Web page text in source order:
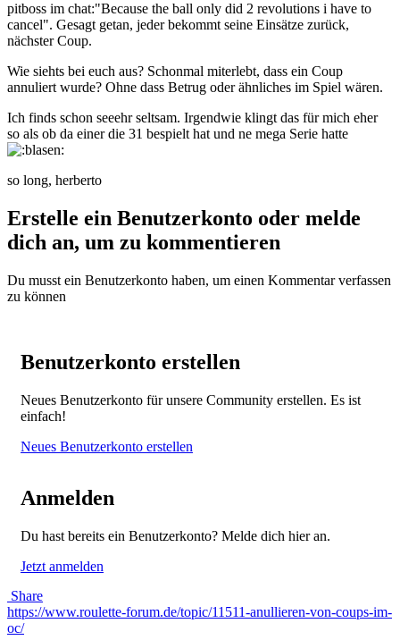
pitboss im chat:"Because the ball only did 2 revolutions i have to
cancel". Gesagt getan, jeder bekommt seine Einsätze zurück,
nächster Coup.
Wie siehts bei euch aus? Schonmal miterlebt, dass ein Coup
annuliert wurde? Ohne dass Betrug oder ähnliches im Spiel wären.
Ich finds schon seeehr seltsam. Irgendwie klingt das für mich eher
so als ob da einer die 31 bespielt hat und ne mega Serie hatte
so long, herberto
Erstelle ein Benutzerkonto oder melde
dich an, um zu kommentieren
Du musst ein Benutzerkonto haben, um einen Kommentar verfassen
zu können
Benutzerkonto erstellen
Neues Benutzerkonto für unsere Community erstellen. Es ist
einfach!
Neues Benutzerkonto erstellen
Anmelden
Du hast bereits ein Benutzerkonto? Melde dich hier an.
Jetzt anmelden
Share
https://www.roulette-forum.de/topic/11511-anullieren-von-coups-im-
oc/